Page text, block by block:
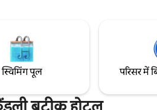
तलाश करने वाले जोड़ों के लिए बिल्कुल
स्विमिंग पूल परिसर में